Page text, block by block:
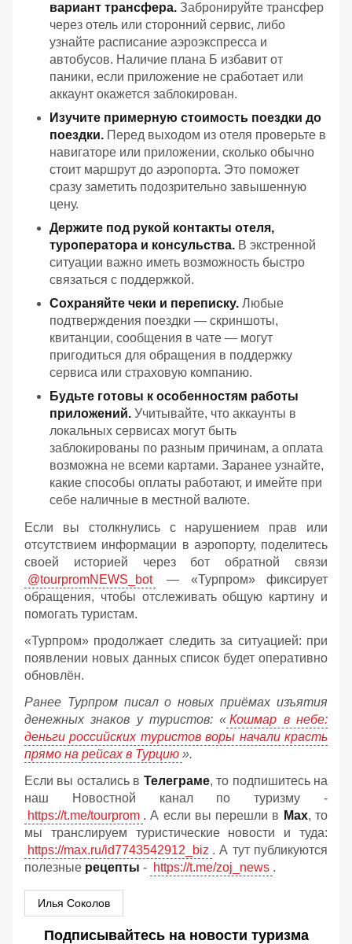
вариант трансфера. Забронируйте трансфер
через отель или сторонний сервис, либо
узнайте расписание аэроэкспресса и
автобусов. Наличие плана Б избавит от
паники, если приложение не сработает или
аккаунт окажется заблокирован.
Изучите примерную стоимость поездки до
поездки. Перед выходом из отеля проверьте в
навигаторе или приложении, сколько обычно
стоит маршрут до аэропорта. Это поможет
сразу заметить подозрительно завышенную
цену.
Держите под рукой контакты отеля,
туроператора и консульства. В экстренной
ситуации важно иметь возможность быстро
связаться с поддержкой.
Сохраняйте чеки и переписку. Любые
подтверждения поездки — скриншоты,
квитанции, сообщения в чате — могут
пригодиться для обращения в поддержку
сервиса или страховую компанию.
Будьте готовы к особенностям работы
приложений. Учитывайте, что аккаунты в
локальных сервисах могут быть
заблокированы по разным причинам, а оплата
возможна не всеми картами. Заранее узнайте,
какие способы оплаты работают, и имейте при
себе наличные в местной валюте.
Если вы столкнулись с нарушением прав или
отсутствием информации в аэропорту, поделитесь
своей историей через бот обратной связи
@tourpromNEWS_bot
— «Турпром» фиксирует
обращения, чтобы отслеживать общую картину и
помогать туристам.
«Турпром» продолжает следить за ситуацией: при
появлении новых данных список будет оперативно
обновлён.
Ранее Турпром писал о новых приёмах изъятия
денежных знаков у туристов: « Кошмар в небе:
деньги российских туристов воры начали красть
прямо на рейсах в Турцию ».
Если вы остались в Телеграме, то подпишитесь на
наш Новостной канал по туризму -
https://t.me/tourprom . А если вы перешли в Мах, то
мы транслируем туристические новости и туда:
https://max.ru/id7743542912_biz . А тут публикуются
полезные рецепты - https://t.me/zoj_news .
Илья Соколов
Подписывайтесь на новости туризма